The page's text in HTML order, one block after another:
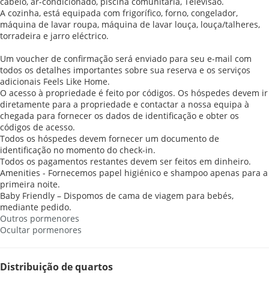
A cozinha, está equipada com frigorífico, forno, congelador,
máquina de lavar roupa, máquina de lavar louça, louça/talheres,
torradeira e jarro eléctrico.
Um voucher de confirmação será enviado para seu e-mail com
todos os detalhes importantes sobre sua reserva e os serviços
adicionais Feels Like Home.
O acesso à propriedade é feito por códigos. Os hóspedes devem ir
diretamente para a propriedade e contactar a nossa equipa à
chegada para fornecer os dados de identificação e obter os
códigos de acesso.
Todos os hóspedes devem fornecer um documento de
identificação no momento do check-in.
Todos os pagamentos restantes devem ser feitos em dinheiro.
Amenities - Fornecemos papel higiénico e shampoo apenas para a
primeira noite.
Baby Friendly – Dispomos de cama de viagem para bebés,
mediante pedido.
Outros pormenores
Ocultar pormenores
Distribuição de quartos